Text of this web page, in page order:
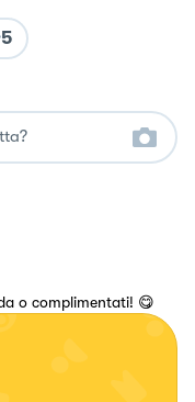
5
o complimentati! 😋